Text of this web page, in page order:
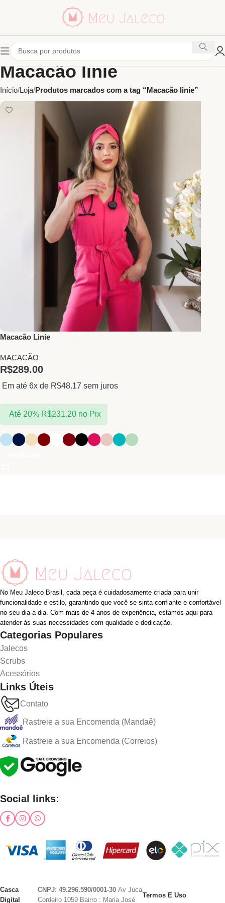
Macacão linie
Início Loja Produtos marcados com a tag “Macacão linie”
Macacão Linie
MACACÃO
R$289.00
Em até 6x de R$48.17 sem juros
Até 20% R$231.20 no Pix
No Meu Jaleco Brasil, cada peça é cuidadosamente criada para unir
funcionalidade e estilo, garantindo que você se sinta confiante e confortável
no seu dia a dia. Com mais de 4 anos de experiência, estamos aqui para
atender às suas necessidades com qualidade e dedicação.
Categorias Populares
Jalecos
Scrubs
Acessórios
Links Úteis
Contato
Rastreie a sua Encomenda (Mandaê)
Rastreie a sua Encomenda (Correios)
Social links:
Casca
Digital
CNPJ: 49.296.590/0001-30 Av Juca
Cordeiro 1059 Bairro : Maria José
Termos E Uso